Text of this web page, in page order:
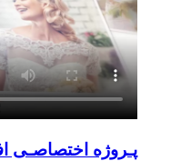
پـروژه اختصاصـی